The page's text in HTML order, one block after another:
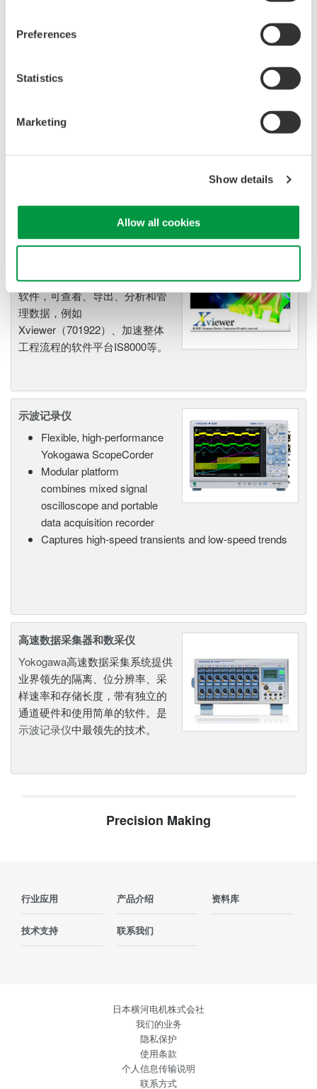
Preferences
Statistics
Marketing
Show details
Allow all cookies
数据记录仪的优点集于一身。横
波记录仪，
大测量带宽的优点，可广泛应用于电子工程的设计和开发过
DLM3000系列，也有业界全新的8CH MSO示波器DLM5000
使用YOKOGAWA的示波器应用
软件，可查看、导出、分析和管
理数据，例如
Xviewer（701922）、加速整体
工程流程的软件平台IS8000等。
示波记录仪
Flexible, high-performance
Yokogawa ScopeCorder
Modular platform
combines mixed signal
oscilloscope and portable
data acquisition recorder
Captures high-speed transients and low-speed trends
高速数据采集器和数采仪
Yokogawa高速数据采集系统提供
业界领先的隔离、位分辨率、采
样速率和存储长度，带有独立的
通道硬件和使用简单的软件。是
示波记录仪中最领先的技术。
Precision Making
行业应用 产品介绍 资料库
技术支持 联系我们
日本横河电机株式会社
我们的业务
隐私保护
使用条款
个人信息传输说明
联系方式